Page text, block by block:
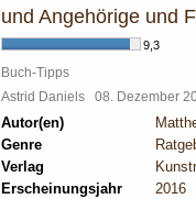
und Angehörige und
9,3
Buch-Tipps
Astrid Daniels 08. Dezember
Autor(en)
Genre
Verlag
Erscheinungsjahr
2016